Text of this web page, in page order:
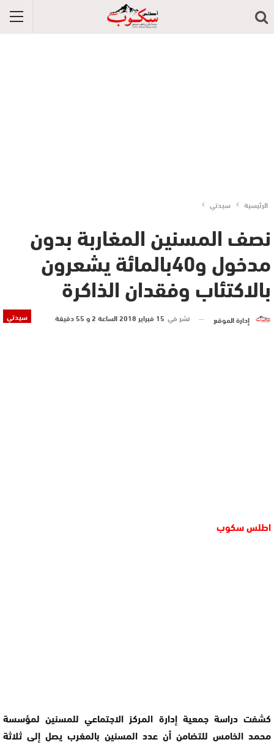
الرئيسية سيدتي
نصف المسنين المغاربة بدون
مدخول و40بالمائة يشعرون
بالاكتئاب وفقدان الذاكرة
سيدتي إدارة الموقع نشر في 15 فبراير 2018 الساعة 2 و 55 دقيقة
اطلس سكوب
كشفت دراسة جمعية إدارة المركز الاجتماعي للمسنين لمؤسسة
محمد الخامس للتضامن أن عدد المسنين بالمغرب يصل إلى ثلاثة